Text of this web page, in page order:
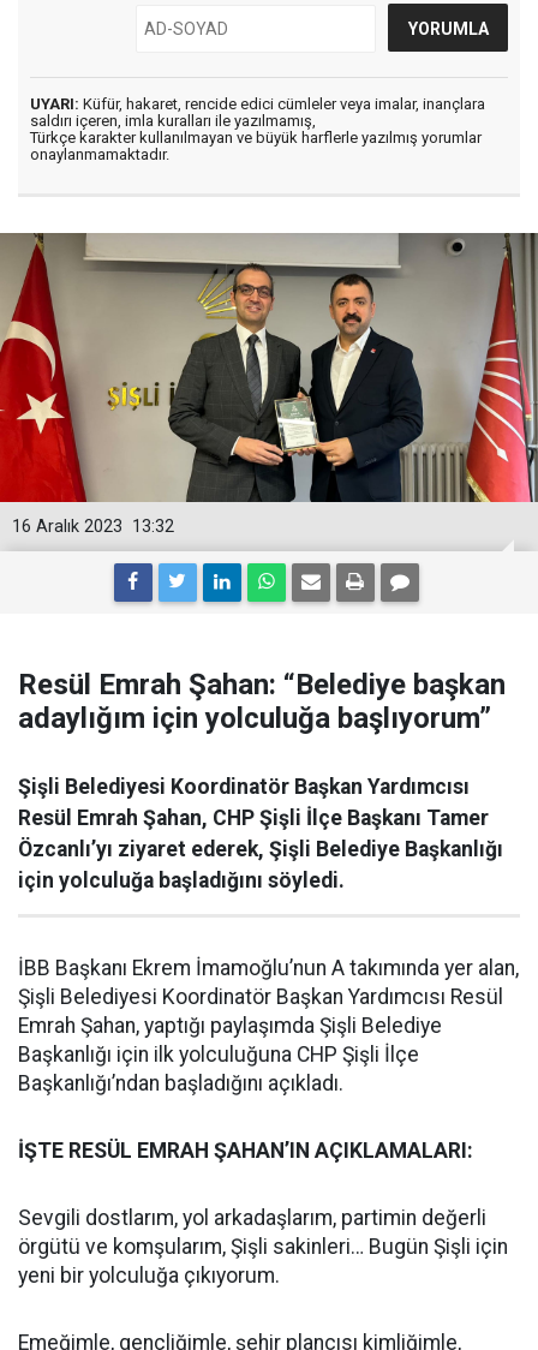
UYARI: Küfür, hakaret, rencide edici cümleler veya imalar, inançlara
saldırı içeren, imla kuralları ile yazılmamış,
Türkçe karakter kullanılmayan ve büyük harflerle yazılmış yorumlar
onaylanmamaktadır.
13:32
16 Aralık 2023
Resül Emrah Şahan: “Belediye başkan
adaylığım için yolculuğa başlıyorum”
Şişli Belediyesi Koordinatör Başkan Yardımcısı
Resül Emrah Şahan, CHP Şişli İlçe Başkanı Tamer
Özcanlı’yı ziyaret ederek, Şişli Belediye Başkanlığı
için yolculuğa başladığını söyledi.
İBB Başkanı Ekrem İmamoğlu’nun A takımında yer alan,
Şişli Belediyesi Koordinatör Başkan Yardımcısı Resül
Emrah Şahan, yaptığı paylaşımda Şişli Belediye
Başkanlığı için ilk yolculuğuna CHP Şişli İlçe
Başkanlığı’ndan başladığını açıkladı.
İŞTE RESÜL EMRAH ŞAHAN’IN AÇIKLAMALARI:
Sevgili dostlarım, yol arkadaşlarım, partimin değerli
örgütü ve komşularım, Şişli sakinleri… Bugün Şişli için
yeni bir yolculuğa çıkıyorum.
Emeğimle, gençliğimle, şehir plancısı kimliğimle,